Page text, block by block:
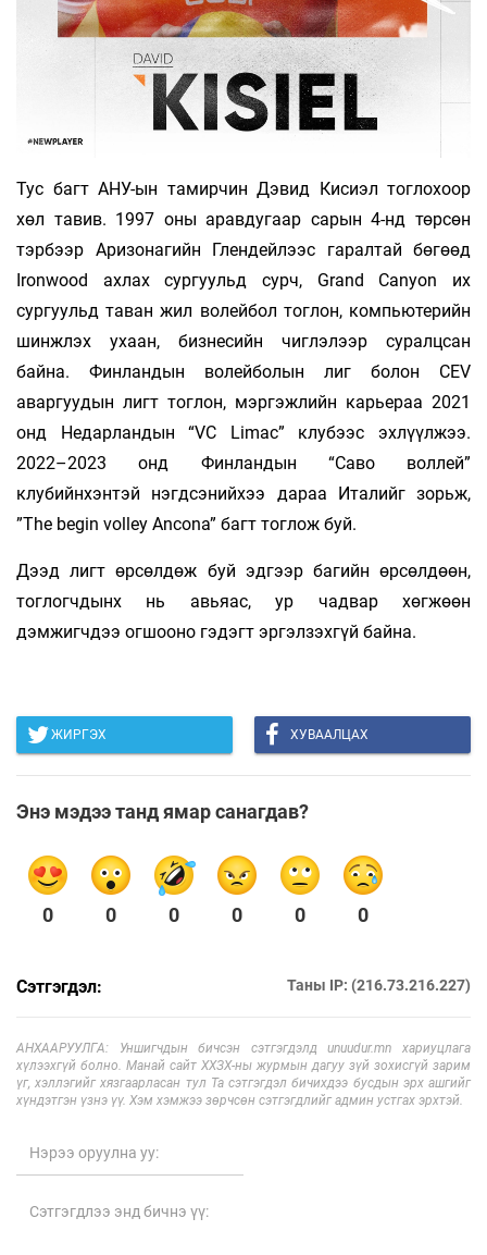
Тус багт АНУ-ын тамирчин Дэвид Кисиэл тоглохоор
хөл тавив. 1997 оны аравдугаар сарын 4-нд төрсөн
тэрбээр Аризонагийн Глендейлээс гаралтай бөгөөд
Ironwood ахлах сургуульд сурч, Grand Canyon их
сургуульд таван жил волейбол тоглон, компьютерийн
шинжлэх ухаан, бизнесийн чиглэлээр суралцсан
байна. Финландын волейболын лиг болон CEV
аваргуудын лигт тоглон, мэргэжлийн карьераа 2021
онд Недарландын “VC Limac” клубээс эхлүүлжээ.
2022–2023 онд Финландын “Саво воллей”
клубийнхэнтэй нэгдсэнийхээ дараа Италийг зорьж,
”The begin volley Ancona” багт тоглож буй.
Дээд лигт өрсөлдөж буй эдгээр багийн өрсөлдөөн,
тоглогчдынх нь авьяас, ур чадвар хөгжөөн
дэмжигчдээ огшооно гэдэгт эргэлзэхгүй байна.
ЖИРГЭХ ХУВААЛЦАХ
Энэ мэдээ танд ямар санагдав?
0 0 0 0 0 0
Сэтгэгдэл: Таны IP: (216.73.216.227)
АНХААРУУЛГА: Уншигчдын бичсэн сэтгэгдэлд unuudur.mn хариуцлага
хүлээхгүй болно. Манай сайт ХХЗХ-ны журмын дагуу зүй зохисгүй зарим
үг, хэллэгийг хязгаарласан тул Та сэтгэгдэл бичихдээ бусдын эрх ашгийг
хүндэтгэн үзнэ үү. Хэм хэмжээ зөрчсөн сэтгэгдлийг админ устгах эрхтэй.